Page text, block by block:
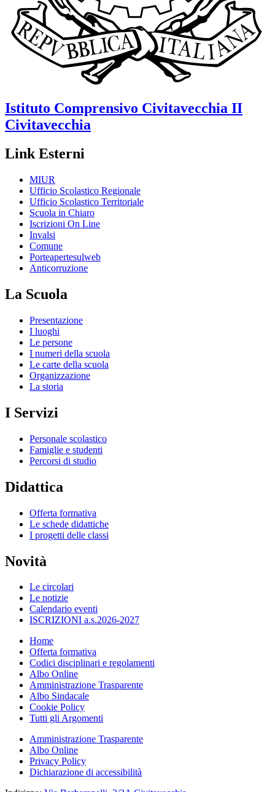
Istituto Comprensivo Civitavecchia II
Civitavecchia
Link Esterni
MIUR
Ufficio Scolastico Regionale
Ufficio Scolastico Territoriale
Scuola in Chiaro
Iscrizioni On Line
Invalsi
Comune
Porteapertesulweb
Anticorruzione
La Scuola
Presentazione
I luoghi
Le persone
I numeri della scuola
Le carte della scuola
Organizzazione
La storia
I Servizi
Personale scolastico
Famiglie e studenti
Percorsi di studio
Didattica
Offerta formativa
Le schede didattiche
I progetti delle classi
Novità
Le circolari
Le notizie
Calendario eventi
ISCRIZIONI a.s.2026-2027
Home
Offerta formativa
Codici disciplinari e regolamenti
Albo Online
Amministrazione Trasparente
Albo Sindacale
Cookie Policy
Tutti gli Argomenti
Amministrazione Trasparente
Albo Online
Privacy Policy
Dichiarazione di accessibilità